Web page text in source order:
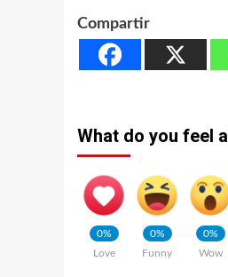
Compartir
What do you feel
0%
Love
0%
Funny
0%
Wow